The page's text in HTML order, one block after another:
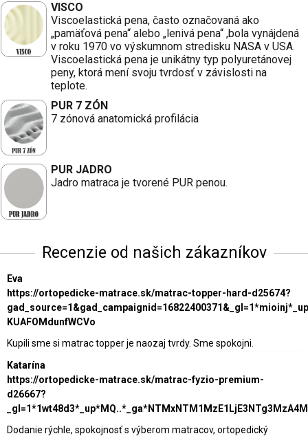
VISCO
Viscoelastická pena, často označovaná ako
„pamäťová pena“ alebo „lenivá pena“ ,bola vynájdená
v roku 1970 vo výskumnom stredisku NASA v USA.
Viscoelastická pena je unikátny typ polyuretánovej
peny, ktorá mení svoju tvrdosť v závislosti na
teplote.
PUR 7 ZÓN
7 zónová anatomická profilácia
PUR JADRO
Jadro matraca je tvorené PUR penou.
Recenzie od našich zákazníkov
Eva
https://ortopedicke-matrace.sk/matrac-topper-hard-d25674?
KUAFOMdunfWCVo
Kupili sme si matrac topper je naozaj tvrdy. Sme spokojni.
Katarína
https://ortopedicke-matrace.sk/matrac-fyzio-premium-
d26667?
Dodanie rýchle, spokojnosť s výberom matracov, ortopedický